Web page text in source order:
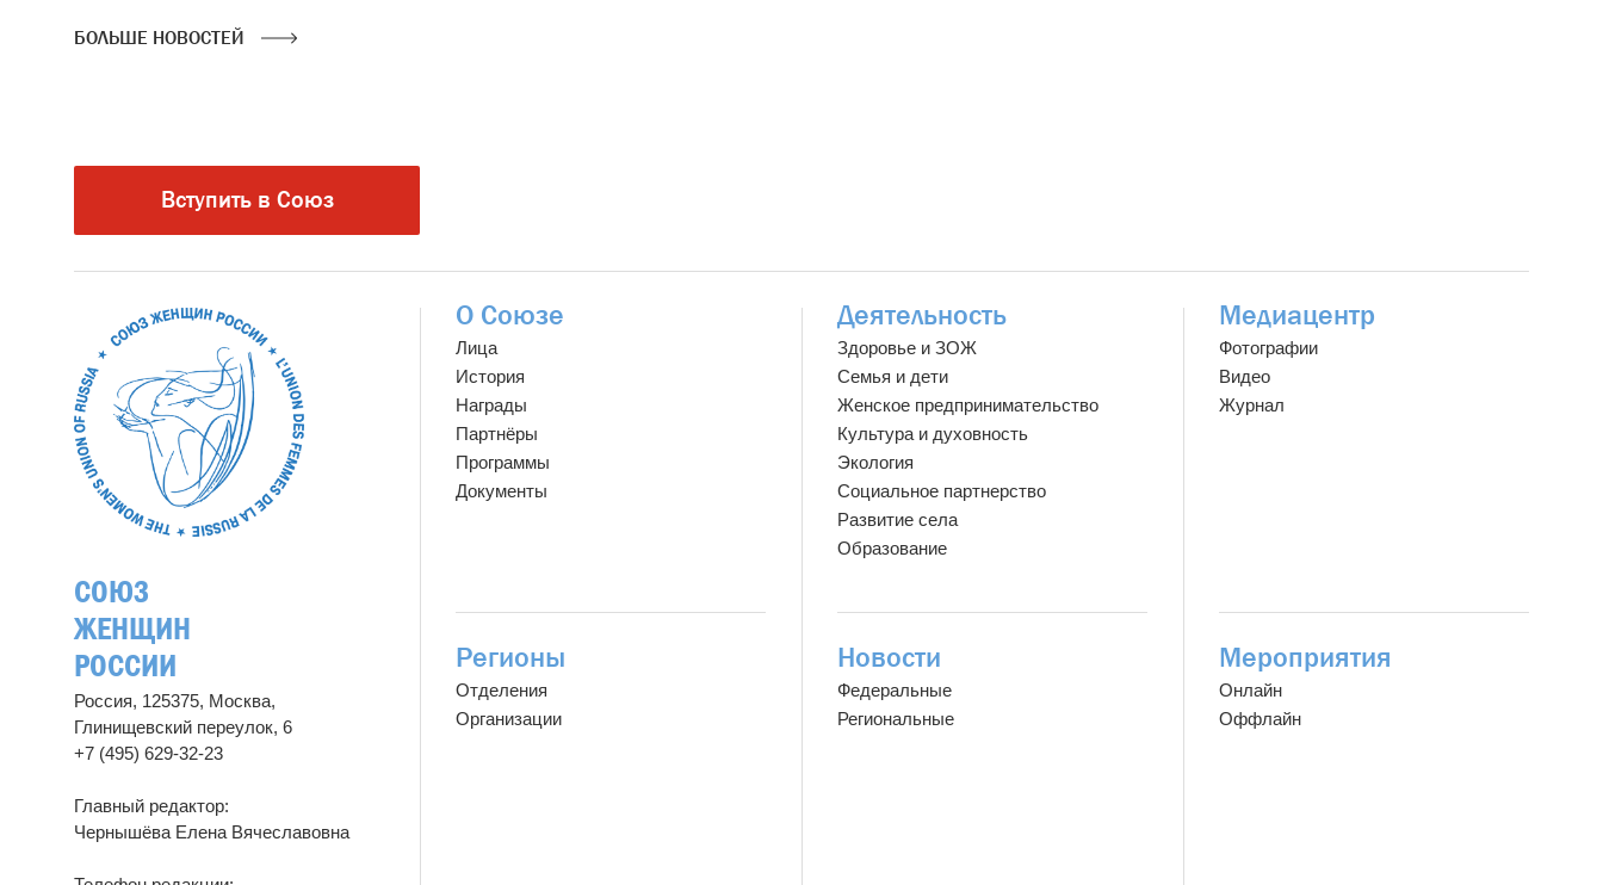
БОЛЬШЕ НОВОСТЕЙ
Вступить в Союз
О Союзе
Лица
История
Награды
Партнёры
Программы
Документы
Деятельность
Здоровье и ЗОЖ
Семья и дети
Женское предпринимательство
Культура и духовность
Экология
Социальное партнерство
Развитие села
Образование
Медиацентр
Фотографии
Видео
Журнал
Регионы
Отделения
Организации
Новости
Федеральные
Региональные
Мероприятия
Онлайн
Оффлайн
СОЮЗ
ЖЕНЩИН
РОССИИ
Россия, 125375, Москва,
Глинищевский переулок, 6
+7 (495) 629-32-23
Главный редактор:
Чернышёва Елена Вячеславовна